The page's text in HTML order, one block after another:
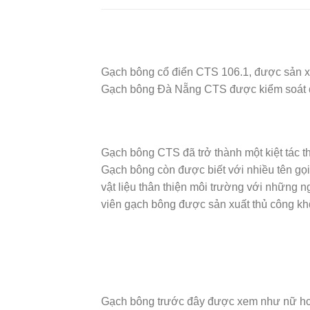
Gạch bông cổ điển CTS 106.1, được sản
Gạch bông Đà Nẵng CTS được kiểm
Gạch bông CTS đã trở thành một kiệt tác
Gạch bông còn được biết với nhiều tên
vật liệu thân thiện môi trường với những
viên gạch bông được sản xuất thủ công
Gạch bông trước đây được xem như nữ